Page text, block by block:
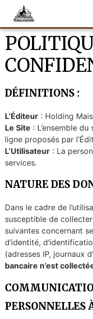
Fromages
Charcuterie
Recettes
Actualités
La fromagerie Maison
DÉFINITIONS :
L’Éditeur : Holding
Le Site : L’ensemble
ligne proposés par
L’Utilisateur : La
services.
NATURE DES
Dans le cadre de
susceptible de
suivantes concernant
d’identité,
(adresses IP, journaux
bancaire n’est
PERSONNELLES